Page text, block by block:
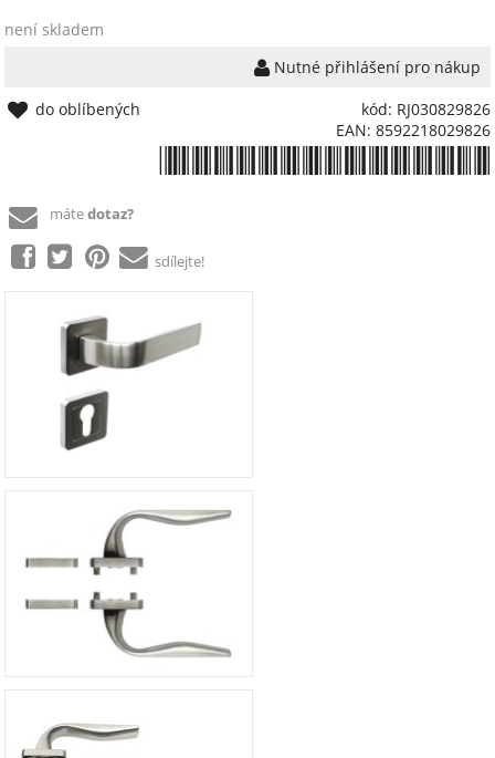
není skladem
Nutné přihlášení pro nákup
kód: RJ030829826
EAN: 8592218029826
do oblíbených
mátedotaz?
sdílejte!